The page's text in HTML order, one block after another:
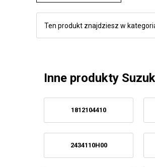
Ten produkt znajdziesz w
Inne produkty
1812104410
2434110H00